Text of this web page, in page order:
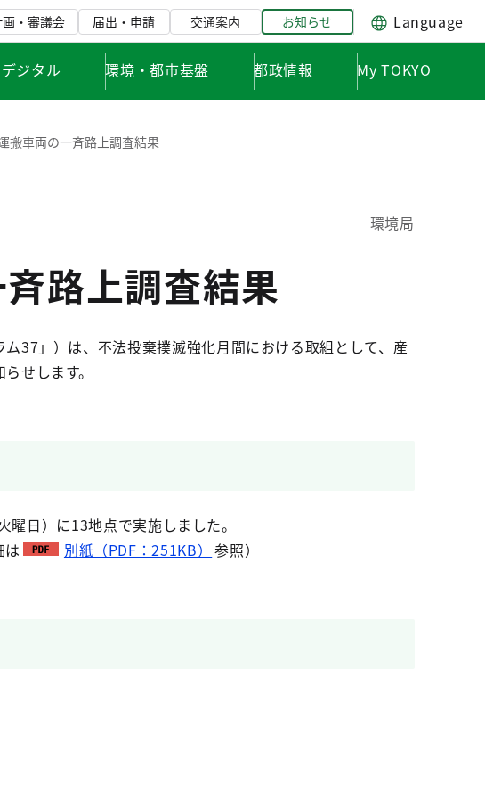
・審議会 届出・申請 交通案内 お知らせ Language
ジタル 環境・都市基盤 都政情報 My TOKYO
搬車両の一斉路上調査結果
環境局
路上調査結果
37」）は、不法投棄撲滅強化月間における取組として、産
せします。
日）に13地点で実施しました。
は
別紙（PDF：251KB） 参照）